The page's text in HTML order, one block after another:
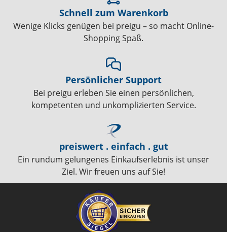
Schnell zum Warenkorb
Wenige Klicks genügen bei preigu – so macht Online-
Shopping Spaß.
Persönlicher Support
Bei preigu erleben Sie einen persönlichen,
kompetenten und unkomplizierten Service.
preiswert . einfach . gut
Ein rundum gelungenes Einkaufserlebnis ist unser
Ziel. Wir freuen uns auf Sie!